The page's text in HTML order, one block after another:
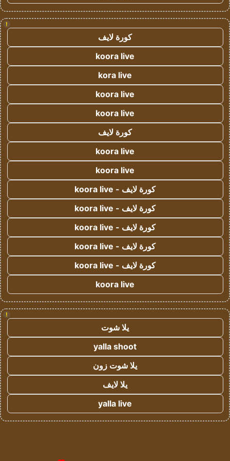
!
كورة لايف
koora live
kora live
koora live
koora live
كورة لايف
koora live
koora live
كورة لايف - koora live
كورة لايف - koora live
كورة لايف - koora live
كورة لايف - koora live
كورة لايف - koora live
koora live
!
يلا شوت
yalla shoot
يلا شوت زون
يلا لايف
yalla live